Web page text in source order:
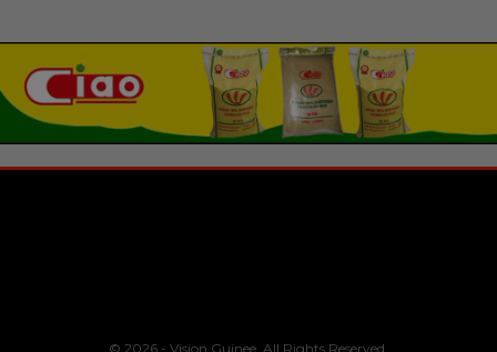
© 2026 - Vision Guinee. All Rights Reserved.